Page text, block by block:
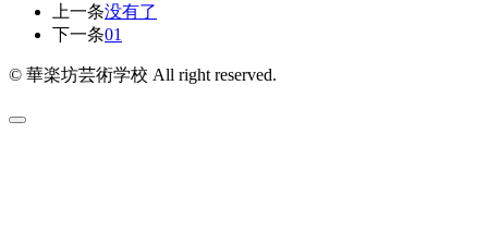
上一条没有了
下一条01
© 華楽坊芸術学校 All right reserved.